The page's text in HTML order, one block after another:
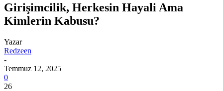
Girişimcilik, Herkesin Hayali Ama
Kimlerin Kabusu?
Yazar
Redzeen
-
Temmuz 12, 2025
0
26